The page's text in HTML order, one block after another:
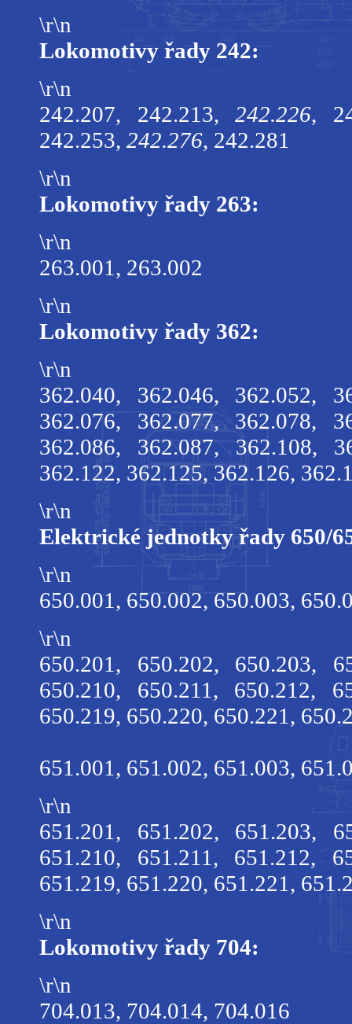
\r\n
Lokomotivy řady 242:
\r\n
242.207, 242.213, 242.226,
242.253, 242.276, 242.281
\r\n
Lokomotivy řady 263:
\r\n
263.001, 263.002
\r\n
Lokomotivy řady 362:
\r\n
362.040, 362.046, 362.052,
362.076, 362.077, 362.078,
362.086, 362.087, 362.108,
362.122, 362.125, 362.126,
\r\n
Elektrické jednotky řady 650/
\r\n
650.001, 650.002, 650.003,
\r\n
650.201, 650.202, 650.203,
650.210, 650.211, 650.212,
650.219, 650.220, 650.221,
651.001, 651.002, 651.003,
\r\n
651.201, 651.202, 651.203,
651.210, 651.211, 651.212,
651.219, 651.220, 651.221,
\r\n
Lokomotivy řady 704:
\r\n
704.013, 704.014, 704.016